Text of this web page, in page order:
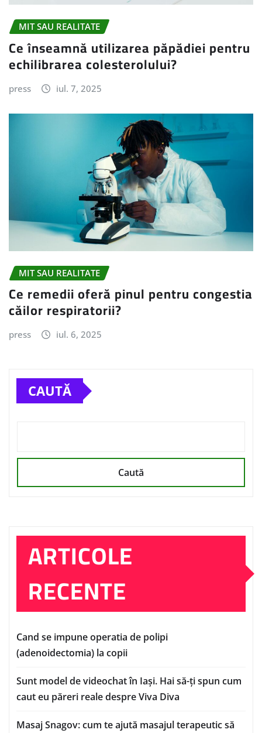
MIT SAU REALITATE
Ce înseamnă utilizarea păpădiei pentru
echilibrarea colesterolului?
press iul. 7, 2025
MIT SAU REALITATE
Ce remedii oferă pinul pentru congestia
căilor respiratorii?
press iul. 6, 2025
CAUTĂ
Caută
ARTICOLE
RECENTE
Cand se impune operatia de polipi
(adenoidectomia) la copii
Sunt model de videochat în Iași. Hai să-ți spun cum
caut eu păreri reale despre Viva Diva
Masaj Snagov: cum te ajută masajul terapeutic să